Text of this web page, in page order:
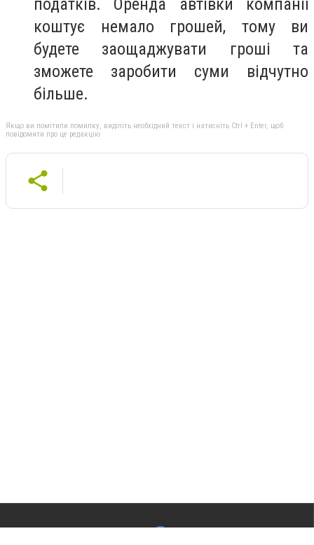
податків. Оренда автівки компанії
коштує немало грошей, тому ви
будете заощаджувати гроші та
зможете заробити суми відчутно
більше.
Якщо ви помітили помилку, виділіть необхідний текст і натисніть Ctrl + Enter, щоб
повідомити про це редакцію